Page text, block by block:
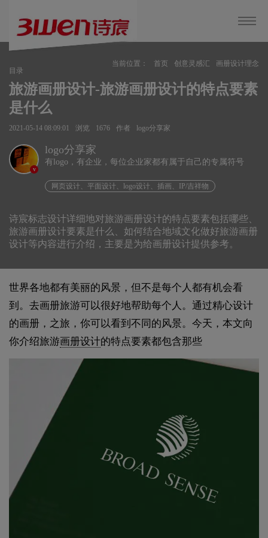
当前位置： 首页 创意灵感汇
画册设计理念
目录
旅游画册设计-旅游画册设计的特点要素
是什么
2021-05-14 08:09:01 浏览 1676 作者 logo分享家
v
logo分享家
有logo，有企业，每位企业家都有属于自己的专属符号
网页设计、平面设计、logo设计、插画、IP/吉祥物
诗宸标志设计详细地对旅游画册设计的特点要素包括哪些、
旅游画册设计要素是什么、如何结合地域文化做好旅游画册
设计等内容进行介绍，主要是为给画册设计提供参考。
世界各地都有美丽的风景，但不是每个人都有机会看
到。去画册旅游可以很好地帮助每个人。通过精心设计
的画册，之旅，你可以看到不同的风景。今天，本文向
你介绍旅游画册设计的特点要素都包含那些